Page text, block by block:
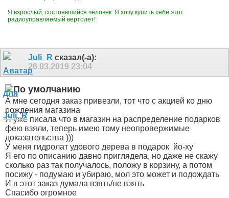
Я взрослый, состоявшийся человек. Я хочу купить себе этот
радиоуправляемый вертолет!
Juli_R сказал(-а):
26.03.2019 23:04
А мне сегодня заказ привезли, тот что с акцией ко дню
рождения магазина
Я уже писала что в магазин на распределение подарков
фею взяли, теперь имею тому неопровержимые
доказательства )))
У меня гидролат удового дерева в подарок йо-ху
Я его по описанию давно приглядела, но даже не скажу
сколько раз так получалось, положу в корзину, а потом
посижу - подумаю и убираю, мол это может и подождать
И в этот заказ думала взять/не взять
Спасибо огромное